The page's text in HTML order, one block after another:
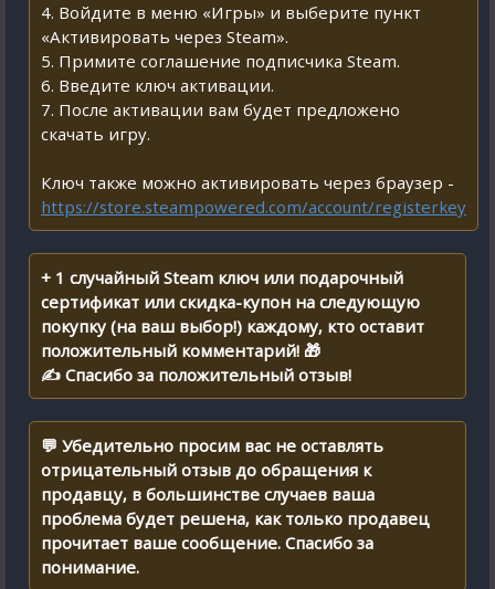
4. Войдите в меню «Игры» и выберите пункт
«Активировать через Steam».
5. Примите соглашение подписчика Steam.
6. Введите ключ активации.
7. После активации вам будет предложено
скачать игру.
Ключ также можно активировать через браузер -
https://store.steampowered.com/account/registerkey
+ 1 случайный Steam ключ или подарочный
сертификат или скидка-купон на следующую
покупку (на ваш выбор!) каждому, кто оставит
положительный комментарий! 🎁
✍ Спасибо за положительный отзыв!
💬 Убедительно просим вас не оставлять
отрицательный отзыв до обращения к
продавцу, в большинстве случаев ваша
проблема будет решена, как только продавец
прочитает ваше сообщение. Спасибо за
понимание.